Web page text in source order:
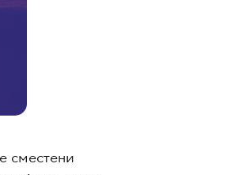
сместени